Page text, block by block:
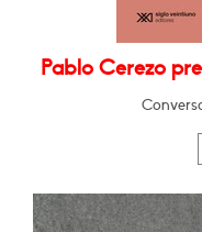
Pablo Cerezo